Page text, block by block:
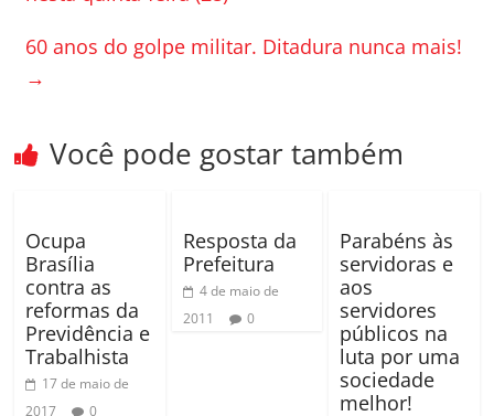
o h
60 anos do golpe militar. Ditadura nunca mais!
→
Você pode gostar também
Ocupa
Brasília
contra as
reformas da
Previdência e
Trabalhista
17 de maio de
2017
0
Resposta da
Prefeitura
4 de maio de
2011
0
Parabéns às
servidoras e
aos
servidores
públicos na
luta por uma
sociedade
melhor!